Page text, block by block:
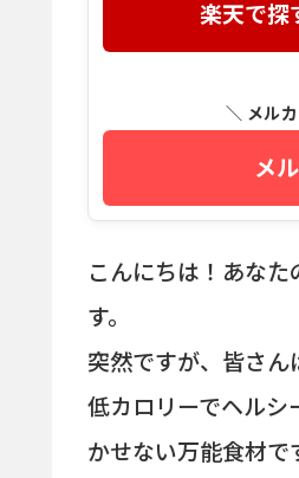
楽天で探
＼ メル
メ
こんにちは！あな
す。
突然ですが、皆さ
低カロリーでヘルシ
かせない万能食材で